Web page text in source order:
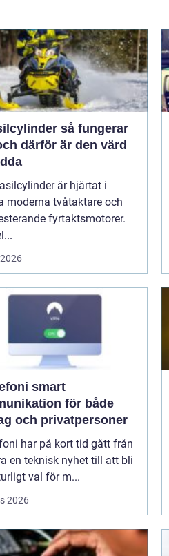
så fungerar
därför är den värd
är hjärtat i
moderna tvåtaktare och
fyrtaktsmotorer.
smart
för både
och privatpersoner
har på kort tid gått från
en teknisk nyhet till att bli
val för m...
2026